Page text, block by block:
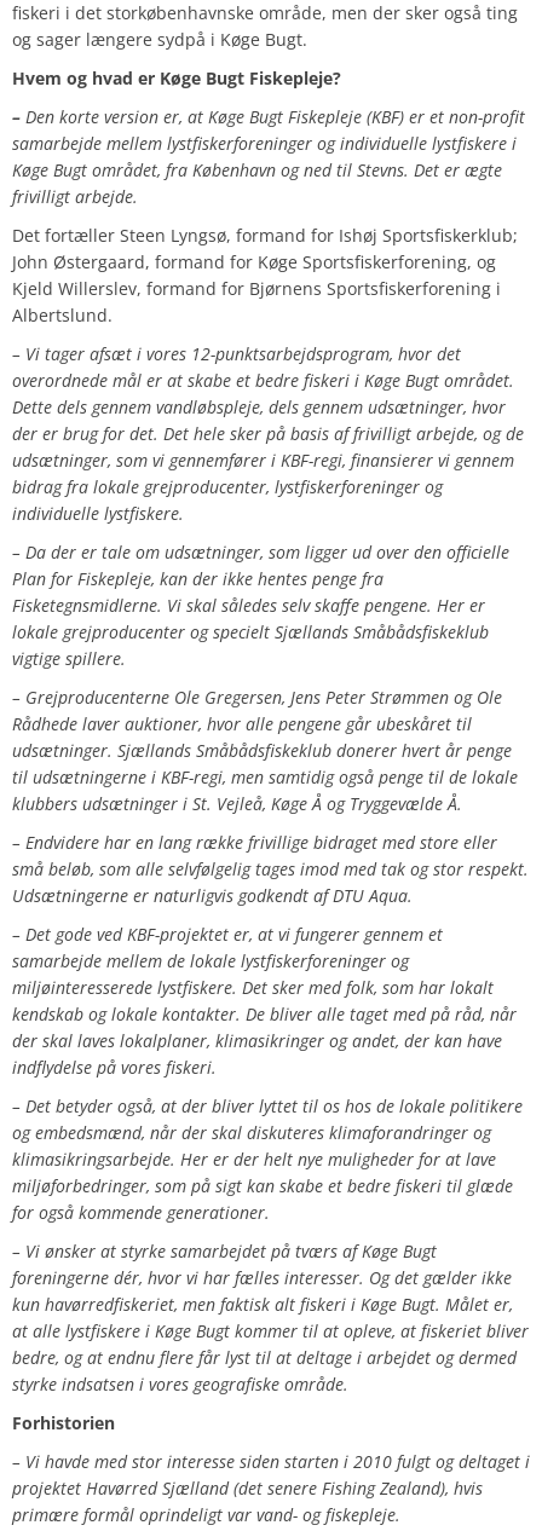
fiskeri i det storkøbenhavnske område, men der sker også ting
og sager længere sydpå i Køge Bugt.
Hvem og hvad er Køge Bugt Fiskepleje?
– Den korte version er, at Køge Bugt Fiskepleje (KBF) er et non-profit
samarbejde mellem lystfiskerforeninger og individuelle lystfiskere i
Køge Bugt området, fra København og ned til Stevns. Det er ægte
frivilligt arbejde.
Det fortæller Steen Lyngsø, formand for Ishøj Sportsfiskerklub;
John Østergaard, formand for Køge Sportsfiskerforening, og
Kjeld Willerslev, formand for Bjørnens Sportsfiskerforening i
Albertslund.
– Vi tager afsæt i vores 12-punktsarbejdsprogram, hvor det
overordnede mål er at skabe et bedre fiskeri i Køge Bugt området.
Dette dels gennem vandløbspleje, dels gennem udsætninger, hvor
der er brug for det. Det hele sker på basis af frivilligt arbejde, og de
udsætninger, som vi gennemfører i KBF-regi, finansierer vi gennem
bidrag fra lokale grejproducenter, lystfiskerforeninger og
individuelle lystfiskere.
– Da der er tale om udsætninger, som ligger ud over den officielle
Plan for Fiskepleje, kan der ikke hentes penge fra
Fisketegnsmidlerne. Vi skal således selv skaffe pengene. Her er
lokale grejproducenter og specielt Sjællands Småbådsfiskeklub
vigtige spillere.
– Grejproducenterne Ole Gregersen, Jens Peter Strømmen og Ole
Rådhede laver auktioner, hvor alle pengene går ubeskåret til
udsætninger. Sjællands Småbådsfiskeklub donerer hvert år penge
til udsætningerne i KBF-regi, men samtidig også penge til de lokale
klubbers udsætninger i St. Vejleå, Køge Å og Tryggevælde Å.
– Endvidere har en lang række frivillige bidraget med store eller
små beløb, som alle selvfølgelig tages imod med tak og stor respekt.
Udsætningerne er naturligvis godkendt af DTU Aqua.
– Det gode ved KBF-projektet er, at vi fungerer gennem et
samarbejde mellem de lokale lystfiskerforeninger og
miljøinteresserede lystfiskere. Det sker med folk, som har lokalt
kendskab og lokale kontakter. De bliver alle taget med på råd, når
der skal laves lokalplaner, klimasikringer og andet, der kan have
indflydelse på vores fiskeri.
– Det betyder også, at der bliver lyttet til os hos de lokale politikere
og embedsmænd, når der skal diskuteres klimaforandringer og
klimasikringsarbejde. Her er der helt nye muligheder for at lave
miljøforbedringer, som på sigt kan skabe et bedre fiskeri til glæde
for også kommende generationer.
– Vi ønsker at styrke samarbejdet på tværs af Køge Bugt
foreningerne dér, hvor vi har fælles interesser. Og det gælder ikke
kun havørredfiskeriet, men faktisk alt fiskeri i Køge Bugt. Målet er,
at alle lystfiskere i Køge Bugt kommer til at opleve, at fiskeriet bliver
bedre, og at endnu flere får lyst til at deltage i arbejdet og dermed
styrke indsatsen i vores geografiske område.
Forhistorien
– Vi havde med stor interesse siden starten i 2010 fulgt og deltaget i
projektet Havørred Sjælland (det senere Fishing Zealand), hvis
primære formål oprindeligt var vand- og fiskepleje.